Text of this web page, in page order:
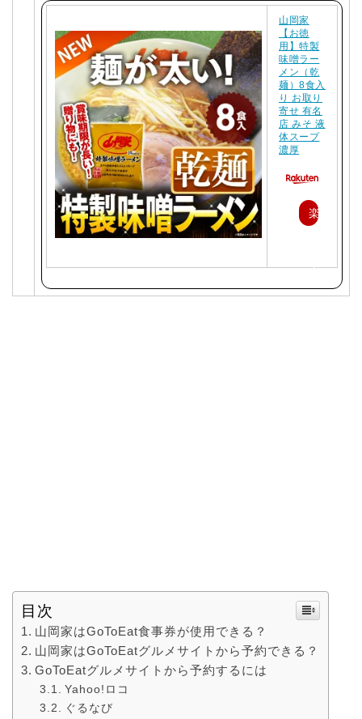
山岡家
【お徳
用】特製
味噌ラー
メン（乾
麺）8食入
り お取り
寄せ 有名
店 みそ 液
体スープ
濃厚
楽
で
購
目次
山岡家はGoToEat食事券が使用できる？
山岡家はGoToEatグルメサイトから予約できる？
GoToEatグルメサイトから予約するには
Yahoo!ロコ
ぐるなび